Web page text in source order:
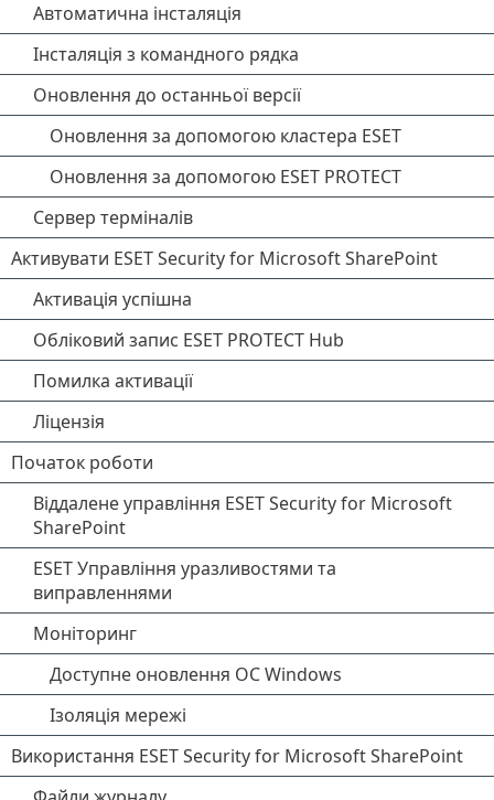
Автоматична інсталяція
Інсталяція з командного рядка
Оновлення до останньої версії
Оновлення за допомогою кластера ESET
Оновлення за допомогою ESET PROTECT
Сервер терміналів
Активувати ESET Security for Microsoft SharePoint
Активація успішна
Обліковий запис ESET PROTECT Hub
Помилка активації
Ліцензія
Початок роботи
Віддалене управління ESET Security for Microsoft
SharePoint
ESET Управління уразливостями та
виправленнями
Моніторинг
Доступне оновлення ОС Windows
Ізоляція мережі
Використання ESET Security for Microsoft SharePoint